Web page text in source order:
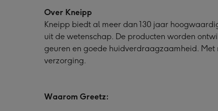
Over Kneipp
Kneipp biedt al meer dan 130 jaar
uit de wetenschap. De producten worden
geuren en goede huidverdraagzaamheid.
verzorging.
Waarom Greetz: